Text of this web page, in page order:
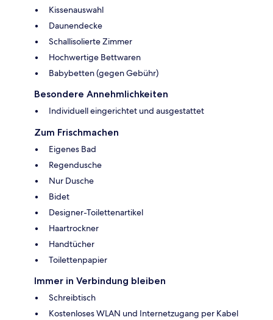
Kissenauswahl
Daunendecke
Schallisolierte Zimmer
Hochwertige Bettwaren
Babybetten (gegen Gebühr)
Besondere Annehmlichkeiten
Individuell eingerichtet und ausgestattet
Zum Frischmachen
Eigenes Bad
Regendusche
Nur Dusche
Bidet
Designer-Toilettenartikel
Haartrockner
Handtücher
Toilettenpapier
Immer in Verbindung bleiben
Schreibtisch
Kostenloses WLAN und Internetzugang per Kabel